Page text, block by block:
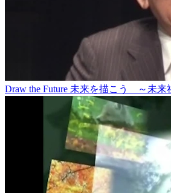
Draw the Future 未来を描こう ～未来